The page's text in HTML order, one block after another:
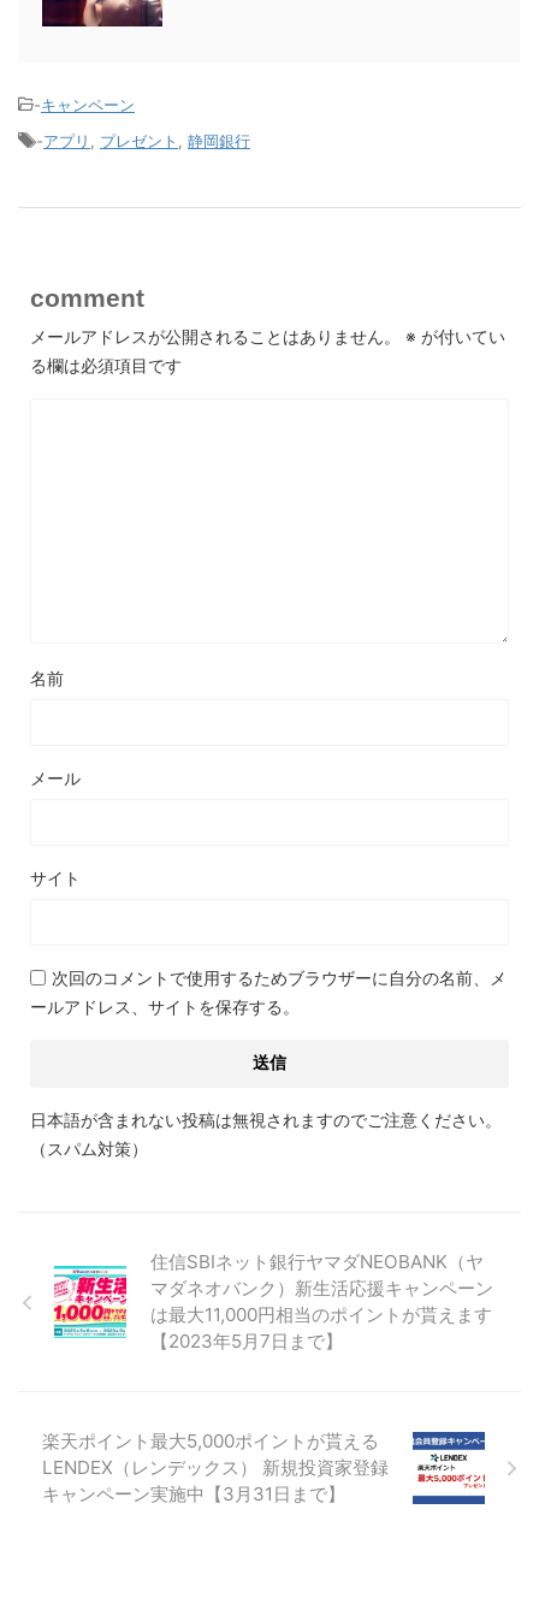
-キャンペーン
-アプリ プレゼント 静岡銀行
comment
メールアドレスが公開されることはありません。 ※ が付いてい
る欄は必須項目です
名前
メール
サイト
次回のコメントで使用するためブラウザーに自分の名前、メ
ールアドレス、サイトを保存する。
日本語が含まれない投稿は無視されますのでご注意ください。
（スパム対策）
住信SBIネット銀行ヤマダNEOBANK（ヤ
マダネオバンク）新生活応援キャンペーン
は最大11,000円相当のポイントが貰えます
【2023年5月7日まで】
楽天ポイント最大5,000ポイントが貰える
LENDEX（レンデックス） 新規投資家登録
キャンペーン実施中【3月31日まで】